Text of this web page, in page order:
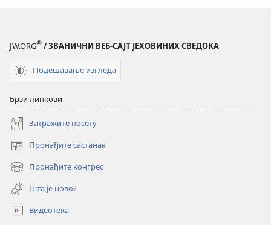
JW.ORG® / ЗВАНИЧНИ ВЕБ-САЈТ ЈЕХОВИНИХ СВЕДОКА
Подешавање изгледа
Брзи линкови
Затражите посету
Пронађите састанак
(отвара
нови
прозор)
Пронађите конгрес
(отвара
нови
прозор)
Шта је ново?
Видеотека